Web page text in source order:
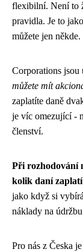
flexibilní. Není to
pravidla. Je to
můžete jen někde.
Corporations jsou
můžete mít
zaplatíte daně
je víc omezující -
členství.
Při rozhodování
kolik daní
jako když si
náklady na
Pro nás z Česka